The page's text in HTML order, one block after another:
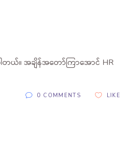
ယ်။ အချိန်အတော်ကြာအောင် HR
0 COMMENTS LIKE